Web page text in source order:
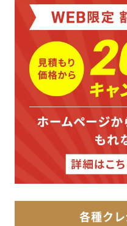
各種ク